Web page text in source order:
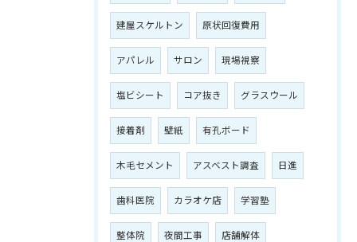
建屋スケルトン 原状回復費用
アパレル サロン 現場視察
塩ビシート コア抜き グラスウール
接着剤 壁紙 有孔ボード
木毛セメント アスベスト調査 日進
歯科医院 カラオケ店 学習塾
整体院 夜間工事 店舗解体